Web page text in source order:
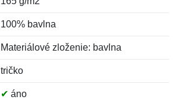
100% bavlna
Materiálové zloženie: bavlna
tričko
✔ áno